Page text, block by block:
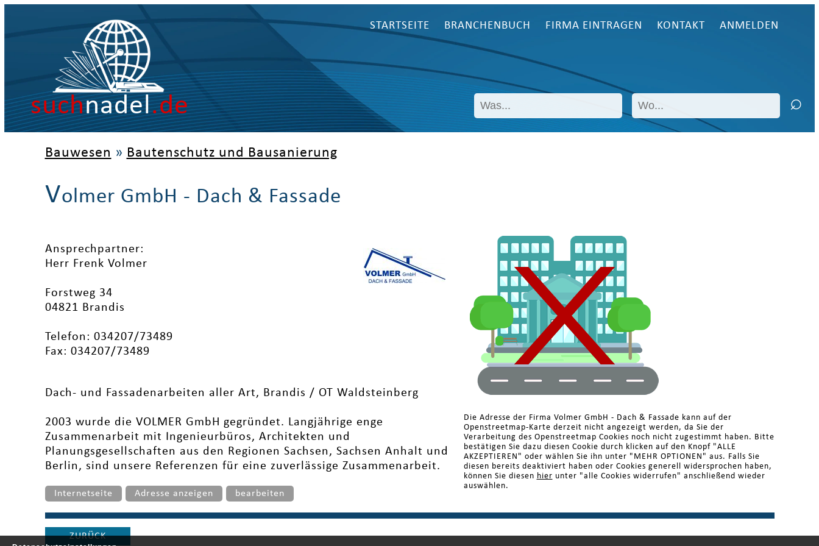
suchnadel.de
STARTSEITE BRANCHENBUCH FIRMA EINTRAGEN KONTAKT ANMELDEN
Bauwesen » Bautenschutz und Bausanierung
Volmer GmbH - Dach & Fassade
Ansprechpartner:
Herr Frenk Volmer
Forstweg 34
04821 Brandis
Telefon: 034207/73489
Fax: 034207/73489
Dach- und Fassadenarbeiten aller Art, Brandis / OT Waldsteinberg
2003 wurde die VOLMER GmbH gegründet. Langjährige enge
Zusammenarbeit mit Ingenieurbüros, Architekten und
Planungsgesellschaften aus den Regionen Sachsen, Sachsen Anhalt und
Berlin, sind unsere Referenzen für eine zuverlässige Zusammenarbeit.
Internetseite Adresse anzeigen bearbeiten
Die Adresse der Firma Volmer GmbH - Dach & Fassade kann auf der
Openstreetmap-Karte derzeit nicht angezeigt werden, da Sie der
Verarbeitung des Openstreetmap Cookies noch nicht zugestimmt haben. Bitte
bestätigen Sie dazu diesen Cookie durch klicken auf den Knopf "ALLE
AKZEPTIEREN" oder wählen Sie ihn unter "MEHR OPTIONEN" aus. Falls Sie
diesen bereits deaktiviert haben oder Cookies generell widersprochen haben,
können Sie diesen hier unter "alle Cookies widerrufen" anschließend wieder
auswählen.
ZURÜCK